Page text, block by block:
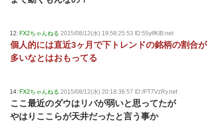
12: FX2ちゃんねる 2015/08/12(水) 19:58:25.53 ID:55ylfKIB.net
個人的には直近3ヶ月で下トレンドの銘柄の割合が
多いなとはおもってる
14: FX2ちゃんねる 2015/08/12(水) 20:18:36.57 ID:/PT7VzRy.net
ここ最近のダウはリバが弱いと思ってたが
やはりここらが天井だったと言う事か